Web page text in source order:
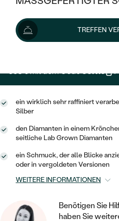
KLASSISCH
MEMOIRE
V-FORM
VINTAGE
GEHÄMMERTE
VON HAND
MIT MEHREREN
HALO
VINTAGE
IM SET
AUSSERGEWÖHNLICH
GESTALTE EINEN RING
WÄHLE EINEN RING
DIAMANTEN ZUM
AUSVERKAUF
WENN SCHMUCK
NACH TYP
ANHÄNGER / KETTEN
ARMBÄNDER
HERRENSCHMUCK
PLATIN
OHRSTECKER
CREOLEN
MINIMALISTISCHE
OHRHÄNGER
SOLITÄR
HERZ
GOLD
SILBER
ZUR GEBURT EINES
PERSONALISIERT
MINIMALISTISCH
AUSVERKAUF
GOLD
SILBER
NACH STYL
MEMOIRE
TREFFEN
409 €
Wir liefern den Schmuck
Lieferoptionen
368 €mit dem CodeSUN10 .
ein wirklich sehr raffiniert
Silber
den Diamanten in einem
seitliche Lab Grown Diamanten
ein Schmuck, der alle Blicke
oder in vergoldeten Versionen
WEITERE INFORMATIONEN
Benötigen Sie
haben Sie